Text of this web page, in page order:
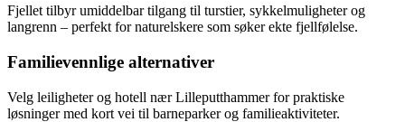
Fjellet tilbyr umiddelbar tilgang til turstier, sykkelmuligheter og
langrenn – perfekt for naturelskere som søker ekte fjellfølelse.
Familievennlige alternativer
Velg leiligheter og hotell nær Lilleputthammer for praktiske
løsninger med kort vei til barneparker og familieaktiviteter.